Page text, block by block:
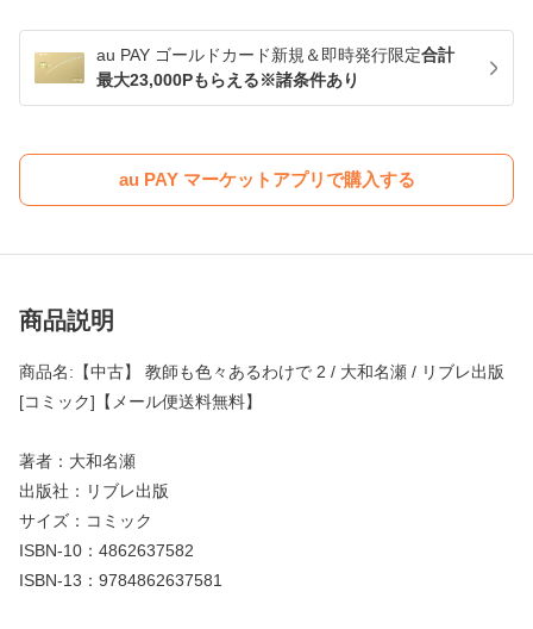
au PAY ゴールドカード新規＆即時発行限定合計
最大23,000Pもらえる※諸条件あり
au PAY マーケットアプリで購入する
商品説明
商品名:【中古】 教師も色々あるわけで 2 / 大和名瀬 / リブレ出版
[コミック]【メール便送料無料】
著者：大和名瀬
出版社：リブレ出版
サイズ：コミック
ISBN-10：4862637582
ISBN-13：9784862637581